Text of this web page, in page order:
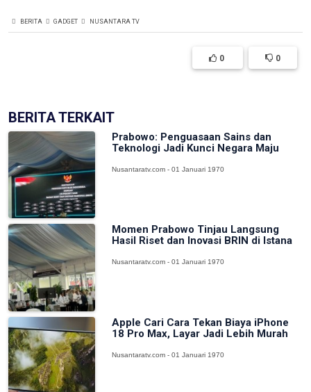
BERITA GADGET NUSANTARA TV
0 0
BERITA TERKAIT
Prabowo: Penguasaan Sains dan
Teknologi Jadi Kunci Negara Maju
Nusantaratv.com - 01 Januari 1970
Momen Prabowo Tinjau Langsung
Hasil Riset dan Inovasi BRIN di Istana
Nusantaratv.com - 01 Januari 1970
Apple Cari Cara Tekan Biaya iPhone
18 Pro Max, Layar Jadi Lebih Murah
Nusantaratv.com - 01 Januari 1970